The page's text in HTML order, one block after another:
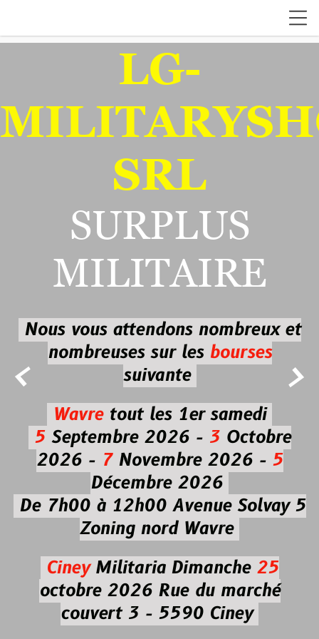
 
LG-
SRL
SURPLUS
MILITAIRE
Nous vous attendons nombreux et
nombreuses sur les bourses
suivante
Wavretout les 1er samedi
5Septembre 2026 - 3Octobre
2026 -7Novembre 2026 - 5
Décembre 2026
De 7h00 à 12h00 Avenue Solvay 5
Zoning nord Wavre
CineyMilitaria Dimanche 25
octobre 2026Rue du marché
couvert 3 - 5590 Ciney